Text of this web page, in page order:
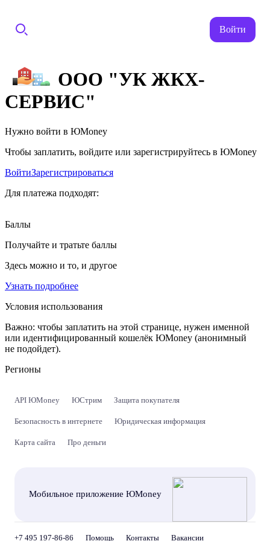
Войти
ООО "УК ЖКХ-
СЕРВИС"
Нужно войти в ЮMoney
Чтобы заплатить, войдите или зарегистрируйтесь в ЮMoney
ВойтиЗарегистрироваться
Для платежа подходят:
Баллы
Получайте и тратьте баллы
Здесь можно и то, и другое
Узнать подробнее
Условия использования
Важно: чтобы заплатить на этой странице, нужен именной
или идентифицированный кошелёк ЮMoney (анонимный
не подойдет).
Регионы
API ЮMoney ЮСтрим Защита покупателя
Безопасность в интернете Юридическая информация
Карта сайта Про деньги
Мобильное приложение ЮMoney
+7 495 197-86-86 Помощь Контакты Вакансии